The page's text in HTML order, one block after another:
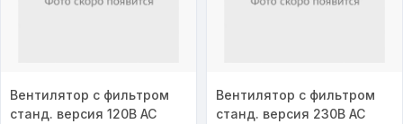
Вентилятор с фильтром
станд. версия 120В AC
Вентилятор с фильтром
станд. версия 230В AC